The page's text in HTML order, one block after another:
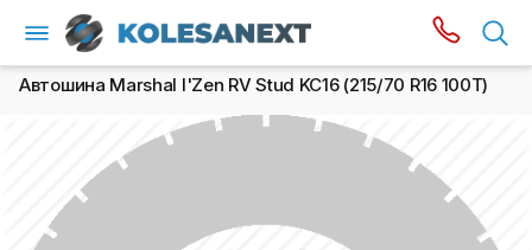
Автошина Marshal I'Zen RV Stud KC16 (215/70 R16 100T)